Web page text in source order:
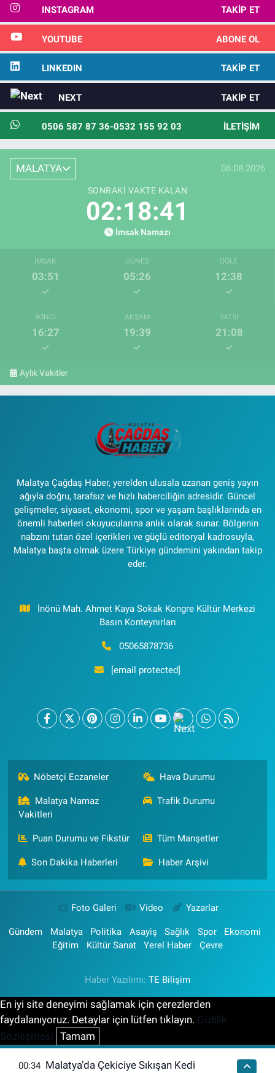
INSTAGRAM TAKIP ET
YOUTUBE ABONE OL
LINKEDIN TAKIP ET
NEXT TAKIP ET
0506 587 87 36-0532 155 92 03 İLETIŞIM
MALATYA 06.08.2026
SONRAKI VAKTE KALAN
02:18:40
İmsak Namazı
İMSAK
03:51
GÜNEŞ
05:26
ÖĞLE
12:38
İKINDI
16:27
AKŞAM
19:39
YATSI
21:08
Aylık Vakitler
Malatya Çağdaş Haber, yerelden ulusala uzanan geniş yayın
ağıyla doğru, tarafsız ve hızlı haberciliğin adresidir. Güncel
gelişmeler, siyaset, ekonomi, spor ve yaşam başlıklarında en
önemli haberleri okuyucularına anlık olarak sunar. Bölgenin
nabzını tutan özel içerikleri ve güçlü editoryal kadrosuyla,
Malatya başta olmak üzere Türkiye gündemini yakından takip
eder.
İnönü Mah. Ahmet Kaya Sokak Kongre Kültür Merkezi
Basın Konteynırları
05065878736
[email protected]
Nöbetçi Eczaneler Hava Durumu
Malatya Namaz
Vakitleri
Trafik Durumu
Puan Durumu ve Fikstür Tüm Manşetler
Son Dakika Haberleri Haber Arşivi
Foto Galeri Video Yazarlar
Gündem Malatya Politika Asayiş Sağlık Spor
Ekonomi
Eğitim
Kültür Sanat Yerel Haber Çevre
Haber Yazılımı: TE Bilişim
En iyi site deneyimi sağlamak için çerezlerden
faydalanıyoruz. Detaylar için lütfen tıklayın. Gizlilik
Sözleşmesi Tamam
00:34 Malatya’da Çekiciye Sıkışan Kedi